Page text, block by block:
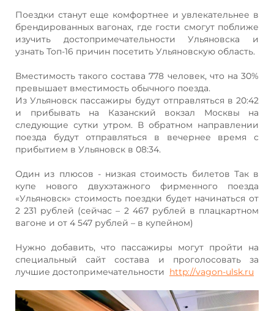
Поездки станут еще комфортнее и увлекательнее в
брендированных вагонах, где гости смогут поближе
изучить достопримечательности Ульяновска и
узнать Топ-16 причин посетить Ульяновскую область.
Вместимость такого состава 778 человек, что на 30%
превышает вместимость обычного поезда.
Из Ульяновск пассажиры будут отправляться в 20:42
и прибывать на Казанский вокзал Москвы на
следующие сутки утром. В обратном направлении
поезда будут отправляться в вечернее время с
прибытием в Ульяновск в 08:34.
Один из плюсов - низкая стоимость билетов Так в
купе нового двухэтажного фирменного поезда
«Ульяновск» стоимость поездки будет начинаться от
2 231 рублей (сейчас – 2 467 рублей в плацкартном
вагоне и от 4 547 рублей – в купейном)
Нужно добавить, что пассажиры могут пройти на
специальный сайт состава и проголосовать за
лучшие достопримечательности http://vagon-ulsk.ru